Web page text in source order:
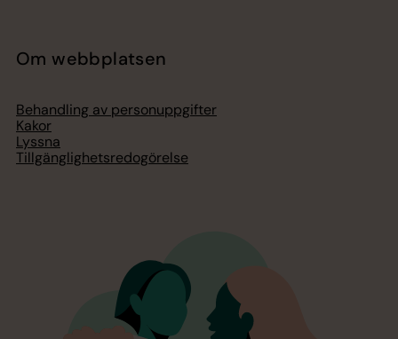
Om webbplatsen
Behandling av personuppgifter
Kakor
Lyssna
Tillgänglighetsredogörelse